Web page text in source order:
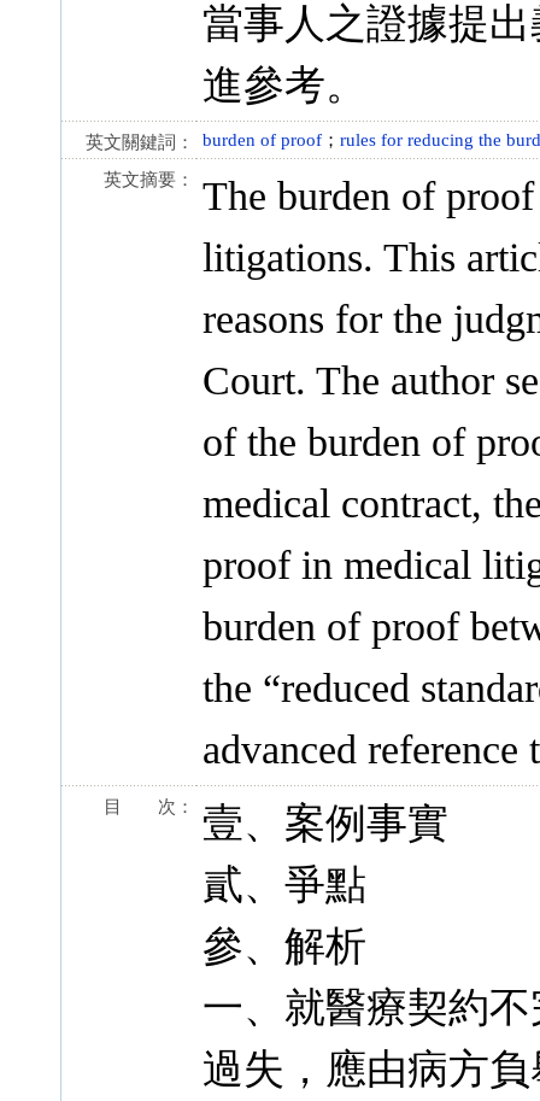
當事人之證據提
進參考。
英文關鍵詞： burden of proof ； rules for reducing the
英文摘要：
The burden of
litigations. This
reasons for the
Court. The author
of the burden of
medical contract,
proof in medical
burden of proof
the “reduced
advanced reference
目 次：
壹、案例事實
貳、爭點
參、解析
一、就醫療契約
過失，應由病方